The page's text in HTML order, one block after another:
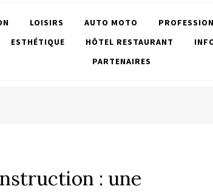
LOISIRS AUTO MOTO
ESTHÉTIQUE HÔTEL RESTAURANT
PARTENAIRES
: une